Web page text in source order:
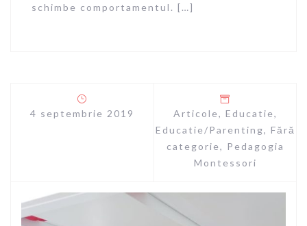
schimbe comportamentul. […]
4 septembrie 2019 Articole, Educatie,
Educatie/Parenting, Fără
categorie, Pedagogia
Montessori